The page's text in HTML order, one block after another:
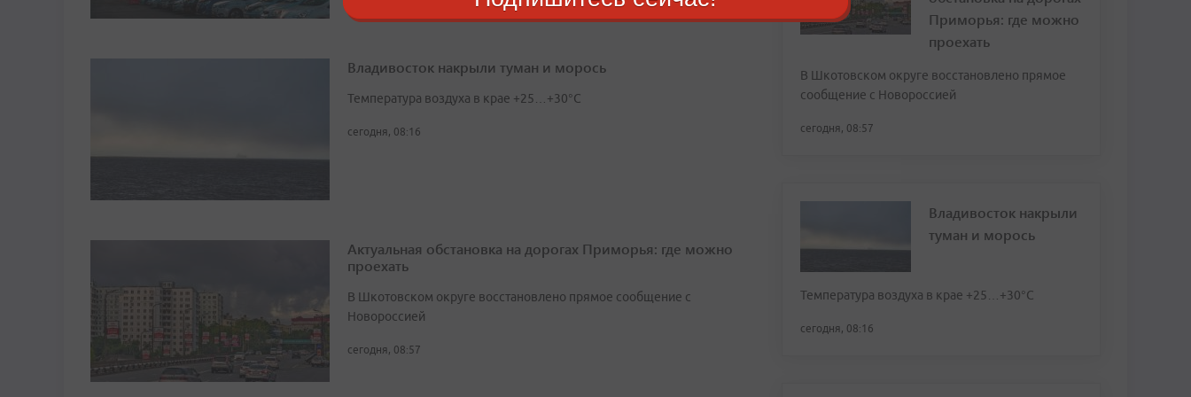
Владивосток накрыли туман и морось
Температура воздуха в крае +25…+30°C
сегодня, 08:16
Актуальная обстановка на дорогах Приморья: где можно
проехать
В Шкотовском округе восстановлено прямое сообщение с
Новороссией
сегодня, 08:57
Приморья: где можно
проехать
В Шкотовском округе восстановлено прямое
сообщение с Новороссией
сегодня, 08:57
Владивосток накрыли
туман и морось
Температура воздуха в крае +25…+30°C
сегодня, 08:16